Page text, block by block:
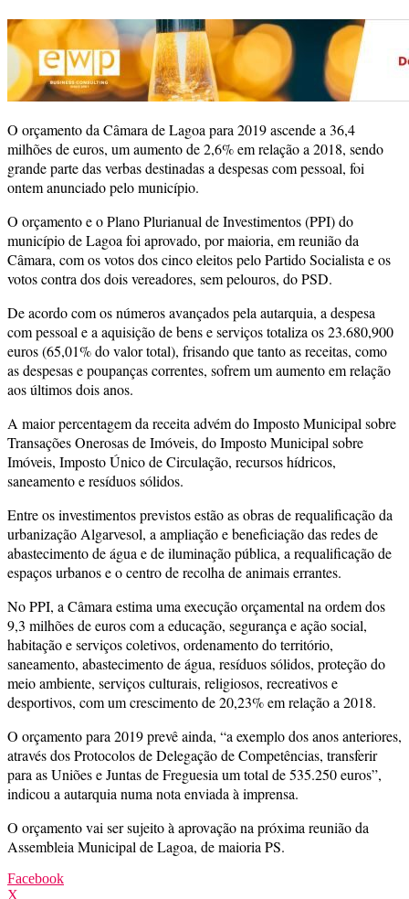
O orçamento da Câmara de Lagoa para 2019 ascende a 36,4
milhões de euros, um aumento de 2,6% em relação a 2018, sendo
grande parte das verbas destinadas a despesas com pessoal, foi
ontem anunciado pelo município.
O orçamento e o Plano Plurianual de Investimentos (PPI) do
município de Lagoa foi aprovado, por maioria, em reunião da
Câmara, com os votos dos cinco eleitos pelo Partido Socialista e os
votos contra dos dois vereadores, sem pelouros, do PSD.
De acordo com os números avançados pela autarquia, a despesa
com pessoal e a aquisição de bens e serviços totaliza os 23.680,900
euros (65,01% do valor total), frisando que tanto as receitas, como
as despesas e poupanças correntes, sofrem um aumento em relação
aos últimos dois anos.
A maior percentagem da receita advém do Imposto Municipal sobre
Transações Onerosas de Imóveis, do Imposto Municipal sobre
Imóveis, Imposto Único de Circulação, recursos hídricos,
saneamento e resíduos sólidos.
Entre os investimentos previstos estão as obras de requalificação da
urbanização Algarvesol, a ampliação e beneficiação das redes de
abastecimento de água e de iluminação pública, a requalificação de
espaços urbanos e o centro de recolha de animais errantes.
No PPI, a Câmara estima uma execução orçamental na ordem dos
9,3 milhões de euros com a educação, segurança e ação social,
habitação e serviços coletivos, ordenamento do território,
saneamento, abastecimento de água, resíduos sólidos, proteção do
meio ambiente, serviços culturais, religiosos, recreativos e
desportivos, com um crescimento de 20,23% em relação a 2018.
O orçamento para 2019 prevê ainda, “a exemplo dos anos anteriores,
através dos Protocolos de Delegação de Competências, transferir
para as Uniões e Juntas de Freguesia um total de 535.250 euros”,
indicou a autarquia numa nota enviada à imprensa.
O orçamento vai ser sujeito à aprovação na próxima reunião da
Assembleia Municipal de Lagoa, de maioria PS.
Facebook
X